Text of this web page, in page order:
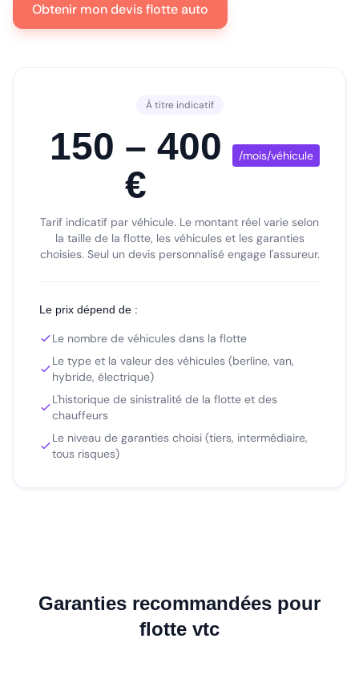
Obtenir mon devis flotte auto
À titre indicatif
150 – 400
€
/mois/véhicule
Tarif indicatif par véhicule. Le montant réel varie selon
la taille de la flotte, les véhicules et les garanties
choisies. Seul un devis personnalisé engage l'assureur.
Le prix dépend de :
Le nombre de véhicules dans la flotte
Le type et la valeur des véhicules (berline, van,
hybride, électrique)
L'historique de sinistralité de la flotte et des
chauffeurs
Le niveau de garanties choisi (tiers, intermédiaire,
tous risques)
Garanties recommandées pour
flotte vtc